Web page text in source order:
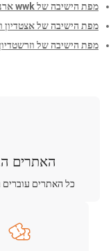
מפת הישיבה של wwk ארנה
מפת הישיבה של אצטדיון
מפת הישיבה של
האתרים
כל האתרים עוברים